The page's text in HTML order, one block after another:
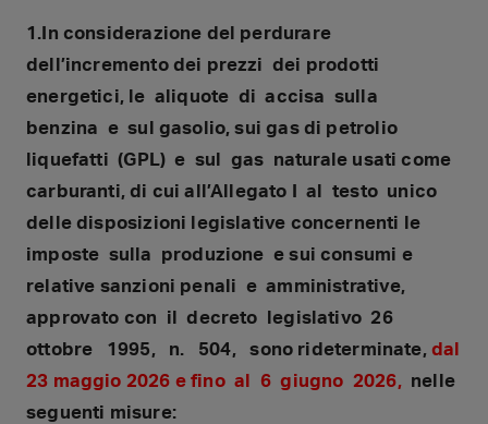
1.In considerazione del perdurare
dell’incremento dei prezzi dei prodotti
energetici, le aliquote di accisa sulla
benzina e sul gasolio, sui gas di petrolio
liquefatti (GPL) e sul gas naturale usati come
carburanti, di cui all’Allegato I al testo unico
delle disposizioni legislative concernenti le
imposte sulla produzione e sui consumi e
relative sanzioni penali e amministrative,
approvato con il decreto legislativo 26
ottobre 1995, n. 504, sono rideterminate, dal
23 maggio 2026 e fino al 6 giugno 2026,nelle
seguenti misure: